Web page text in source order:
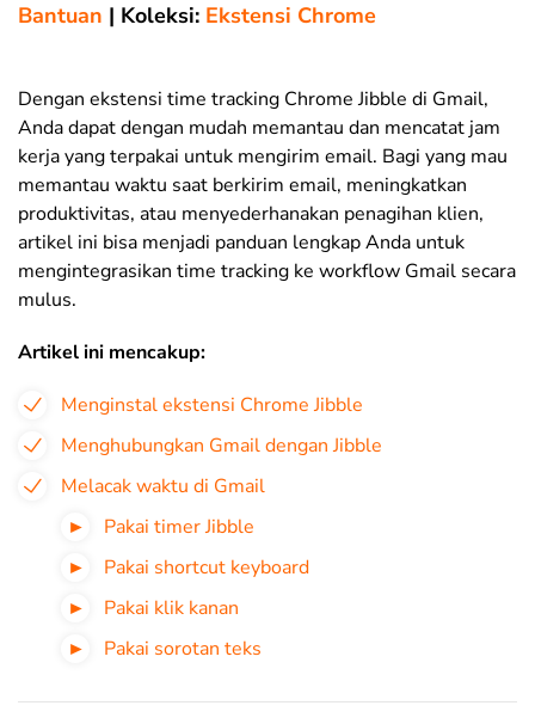
Bantuan | Koleksi: Ekstensi Chrome
Dengan ekstensi time tracking Chrome Jibble di Gmail,
Anda dapat dengan mudah memantau dan mencatat jam
kerja yang terpakai untuk mengirim email. Bagi yang mau
memantau waktu saat berkirim email, meningkatkan
produktivitas, atau menyederhanakan penagihan klien,
artikel ini bisa menjadi panduan lengkap Anda untuk
mengintegrasikan time tracking ke workflow Gmail secara
mulus.
Artikel ini mencakup:
Menginstal ekstensi Chrome Jibble
Menghubungkan Gmail dengan Jibble
Melacak waktu di Gmail
Pakai timer Jibble
Pakai shortcut keyboard
Pakai klik kanan
Pakai sorotan teks